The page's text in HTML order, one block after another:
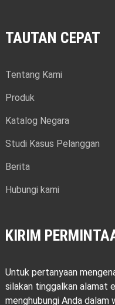
TAUTAN CEPAT
Tentang Kami
Produk
Katalog Negara
Studi Kasus Pelanggan
Berita
Hubungi kami
KIRIM
Untuk pertanyaan
silakan tinggalkan alamat
menghubungi Anda dalam